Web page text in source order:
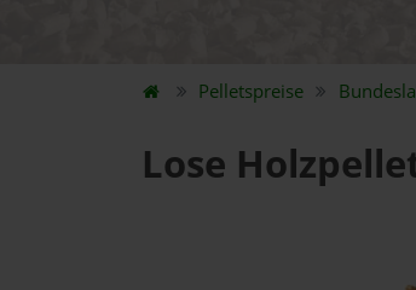
Pelletspreise
Lose